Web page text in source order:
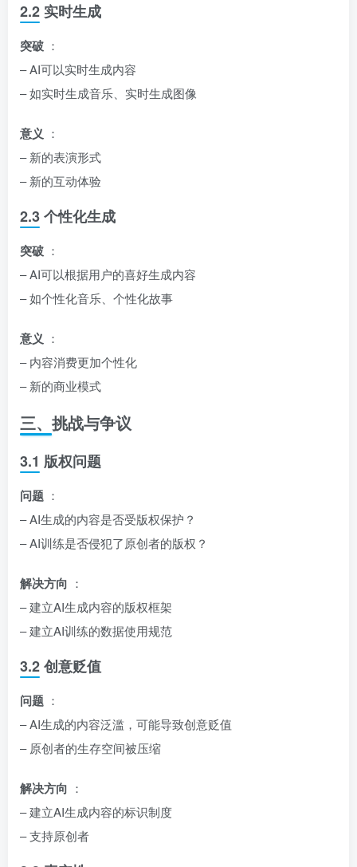
2.2 实时生成
突破 ：
– AI可以实时生成内容
– 如实时生成音乐、实时生成图像
意义 ：
– 新的表演形式
– 新的互动体验
2.3 个性化生成
突破 ：
– AI可以根据用户的喜好生成内容
– 如个性化音乐、个性化故事
意义 ：
– 内容消费更加个性化
– 新的商业模式
三、挑战与争议
3.1 版权问题
问题 ：
– AI生成的内容是否受版权保护？
– AI训练是否侵犯了原创者的版权？
解决方向 ：
– 建立AI生成内容的版权框架
– 建立AI训练的数据使用规范
3.2 创意贬值
问题 ：
– AI生成的内容泛滥，可能导致创意贬值
– 原创者的生存空间被压缩
解决方向 ：
– 建立AI生成内容的标识制度
– 支持原创者